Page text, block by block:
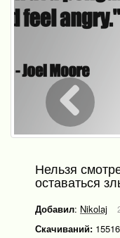
Нельзя
оставаться
Добавил: Nikolaj
Скачиваний: 15516